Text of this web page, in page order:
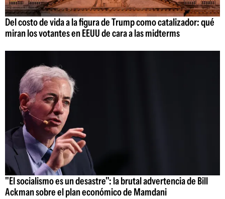
Del costo de vida a la figura de Trump como catalizador: qué
miran los votantes en EEUU de cara a las midterms
"El socialismo es un desastre": la brutal advertencia de Bill
Ackman sobre el plan económico de Mamdani